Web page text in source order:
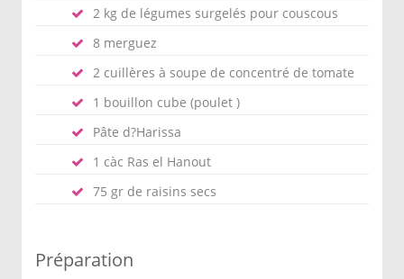
2 kg de légumes surgelés pour couscous
8 merguez
2 cuillères à soupe de concentré de tomate
1 bouillon cube (poulet )
Pâte d?Harissa
1 càc Ras el Hanout
75 gr de raisins secs
Préparation